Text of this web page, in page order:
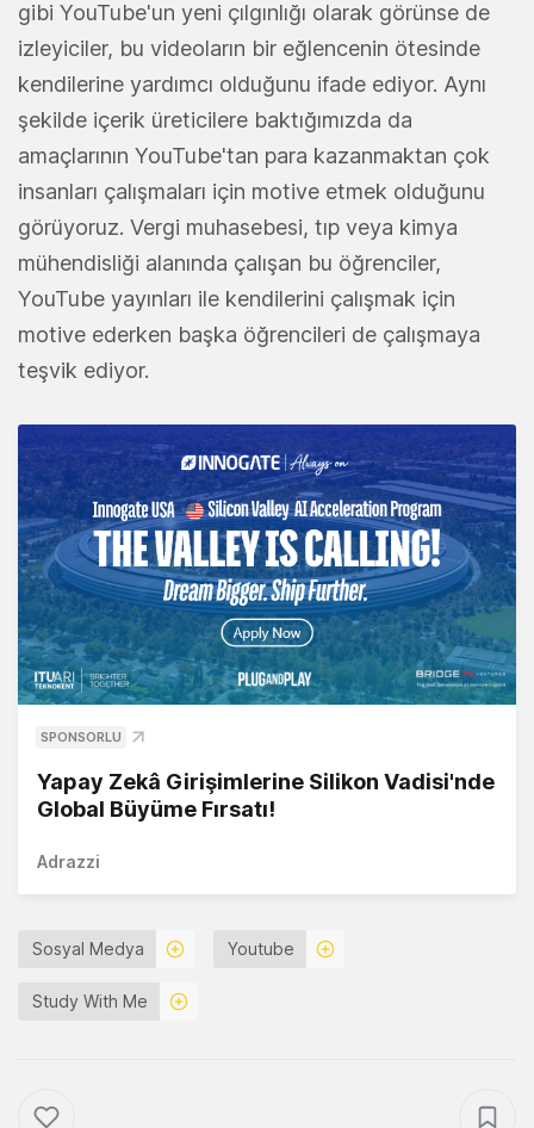
gibi YouTube'un yeni çılgınlığı olarak görünse de
izleyiciler, bu videoların bir eğlencenin ötesinde
kendilerine yardımcı olduğunu ifade ediyor. Aynı
şekilde içerik üreticilere baktığımızda da
amaçlarının YouTube'tan para kazanmaktan çok
insanları çalışmaları için motive etmek olduğunu
görüyoruz. Vergi muhasebesi, tıp veya kimya
mühendisliği alanında çalışan bu öğrenciler,
YouTube yayınları ile kendilerini çalışmak için
motive ederken başka öğrencileri de çalışmaya
teşvik ediyor.
SPONSORLU
Yapay Zekâ Girişimlerine Silikon Vadisi'nde
Global Büyüme Fırsatı!
Adrazzi
Sosyal Medya Youtube
Study With Me